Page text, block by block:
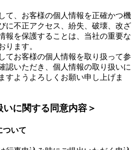
て、お客様の個人情報を正確かつ機
に不正アクセス、紛失、破壊、改ざ
報を保護することは、当社の重要な
ります。
てお客様の個人情報を取り扱って参
認いただき、個人情報の取り扱いに
すようよろしくお願い申し上げま
に関する同意内容＞
ついて